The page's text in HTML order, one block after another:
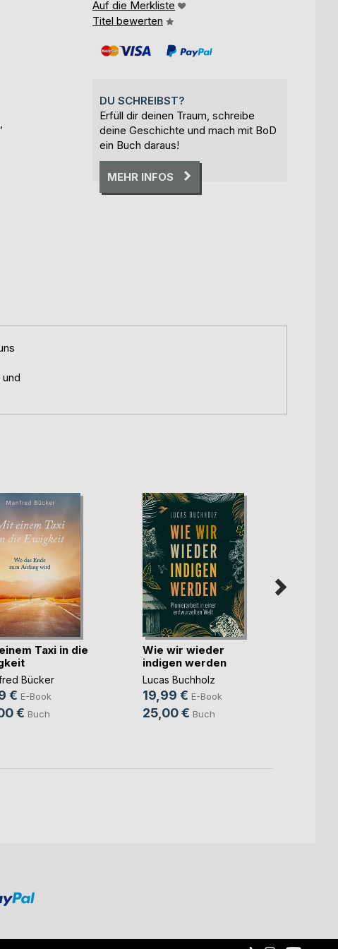
Auf die Merkliste
Titel bewerten
DU SCHREIBST?
Erfüll dir deinen Traum, schreibe
deine Geschichte und mach mit BoD
ein Buch daraus!
MEHR INFOS
Taxi in die
Bücker
€ E-Book
€ Buch
Wie wir wieder
indigen werden
Lucas Buchholz
19,99 € E-Book
25,00 € Buch